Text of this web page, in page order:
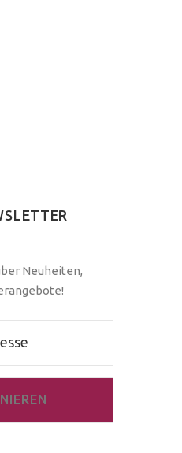
Neuheiten,